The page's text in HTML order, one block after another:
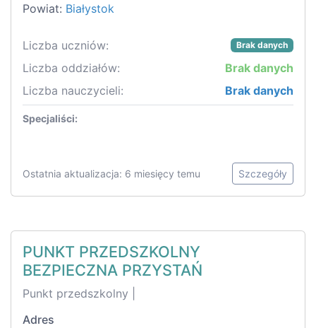
Powiat: Białystok
Liczba uczniów: Brak danych
Liczba oddziałów:
Brak danych
Liczba nauczycieli:
Brak danych
Specjaliści:
Ostatnia aktualizacja: 6 miesięcy temu Szczegóły
PUNKT PRZEDSZKOLNY
BEZPIECZNA PRZYSTAŃ
Punkt przedszkolny |
Adres